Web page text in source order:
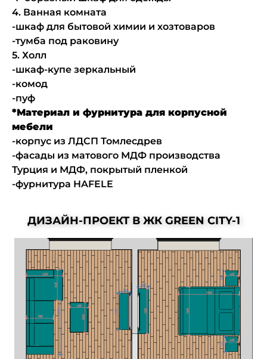
4. Ванная комната
-шкаф для бытовой химии и хозтоваров
-тумба под раковину
5. Холл
-шкаф-купе зеркальный
-комод
-пуф
*Материал и фурнитура для корпусной
мебели
-корпус из ЛДСП Томлесдрев
-фасады из матового МДФ производства
Турция и МДФ, покрытый пленкой
-фурнитура HAFELE
ДИЗАЙН-ПРОЕКТ В ЖК GREEN CITY-1